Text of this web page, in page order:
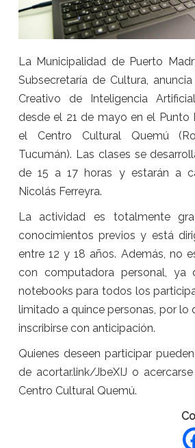
La Municipalidad de Puerto
Subsecretaría de Cultura,
Creativo de Inteligencia
desde el 21 de mayo en el Punto
el Centro Cultural Quemú
Tucumán). Las clases se
de 15 a 17 horas y estarán a
Nicolás Ferreyra.
La actividad es totalmente
conocimientos previos y está
entre 12 y 18 años. Además, no
con computadora personal, ya
notebooks para todos los
limitado a quince personas, por lo
inscribirse con anticipación.
Quienes deseen participar
de acortar.link/JbeXIJ o
Centro Cultural Quemú.